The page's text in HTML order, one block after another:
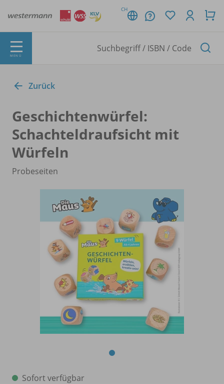
CH
MENÜ
Zurück
Geschichtenwürfel:
Schachteldraufsicht mit
Würfeln
Probeseiten
Sofort verfügbar